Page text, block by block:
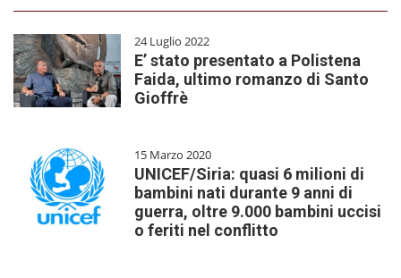
24 Luglio 2022
E’ stato presentato a Polistena
Faida, ultimo romanzo di Santo
Gioffrè
15 Marzo 2020
UNICEF/Siria: quasi 6 milioni di
bambini nati durante 9 anni di
guerra, oltre 9.000 bambini uccisi
o feriti nel conflitto